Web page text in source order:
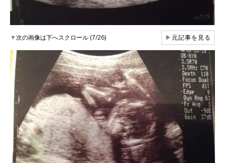
▼次の画像は下へスクロール (7/26) ▶元記事を見る